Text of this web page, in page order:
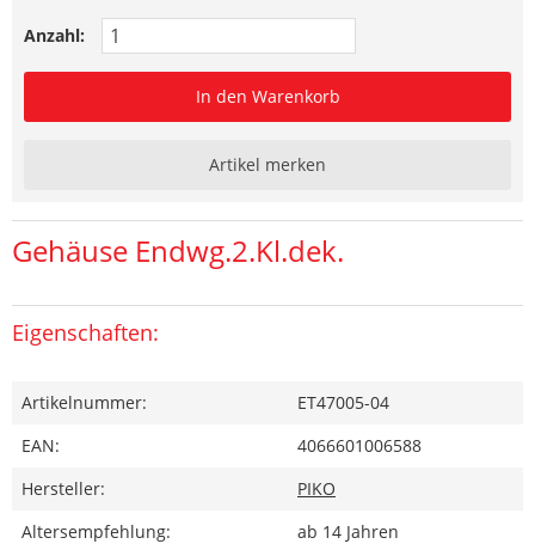
Anzahl:
In den Warenkorb
Artikel merken
Gehäuse Endwg.2.Kl.dek.
Eigenschaften:
Artikelnummer:
ET47005-04
EAN:
4066601006588
Hersteller:
PIKO
Altersempfehlung:
ab 14 Jahren